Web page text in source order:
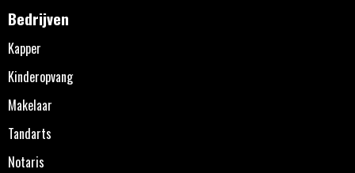
Bedrijven
Kapper
Kinderopvang
Makelaar
Tandarts
Notaris